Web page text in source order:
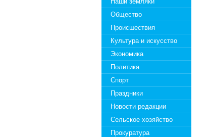
Общество
Происшествия
Культура и искусство
Экономика
Политика
Спорт
Праздники
Новости редакции
Сельское хозяйство
Прокуратура